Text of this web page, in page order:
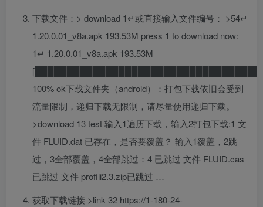
下载文件：> download 1↵或直接输入文件编号： >54↵
1.20.0.01_v8a.apk 193.53M press 1 to download now:
1↵ 1.20.0.01_v8a.apk 193.53M
100% ok下载文件夹（android）：打包下载依旧会受到
流量限制，递归下载无限制，请尽量使用递归下载。
>download 13 test 输入1遍历下载，输入2打包下载:1 文
件 FLUID.dat 已存在，是否要覆盖？ 输入1覆盖，2跳
过，3全部覆盖，4全部跳过：4 已跳过 文件 FLUID.cas
已跳过 文件 profili2.3.zip已跳过 …
获取下载链接 >link 32 https://1-180-24-